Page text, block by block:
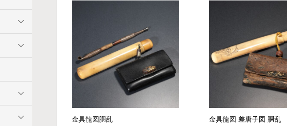
金具龍図胴乱
金具龍図 差唐子図 胴乱